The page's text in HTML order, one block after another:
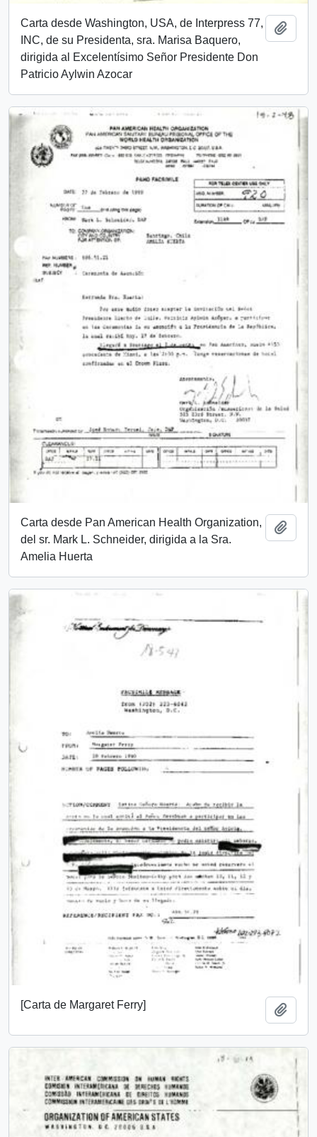
Carta desde Washington, USA, de Interpress 77,
INC, de su Presidenta, sra. Marisa Baquero,
dirigida al Excelentísimo Señor Presidente Don
Patricio Aylwin Azocar
Carta desde Pan American Health Organization,
del sr. Mark L. Schneider, dirigida a la Sra.
Amelia Huerta
[Carta de Margaret Ferry]